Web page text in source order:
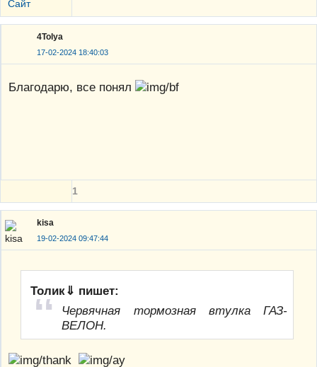
Сайт
4Tolya
17-02-2024 18:40:03
Благодарю, все понял
1
kisa
19-02-2024 09:47:44
Толик⇓ пишет:
Червячная тормозная втулка ГАЗ-
ВЕЛОН.